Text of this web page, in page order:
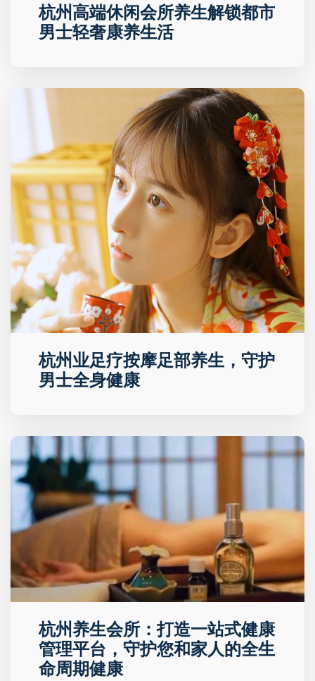
杭州高端休闲会所养生解锁都市
男士轻奢康养生活
杭州业足疗按摩足部养生，守护
男士全身健康
杭州养生会所：打造一站式健康
管理平台，守护您和家人的全生
命周期健康